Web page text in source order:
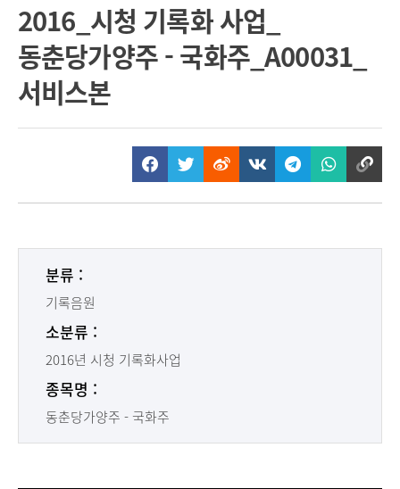
2016_시청 기록화 사업_
동춘당가양주 - 국화주_A00031_
서비스본
분류 :
기록음원
소분류 :
2016년 시청 기록화사업
종목명 :
동춘당가양주 - 국화주